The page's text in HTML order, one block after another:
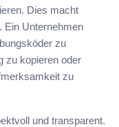
Dies macht
Ein Unternehmen
zu
zu kopieren oder
zu
und transparent.